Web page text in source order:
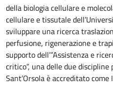
della biologia cellulare e
cellulare e tissutale
sviluppare una ricerca
perfusione, rigenerazione e
supporto dell’”Assistenza e
critico”, una delle due
Sant’Orsola è accreditato come